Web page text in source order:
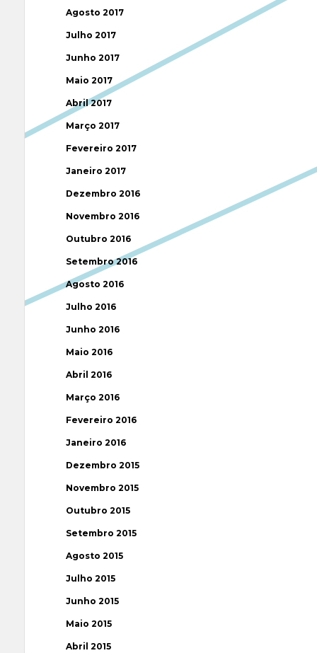
Agosto 2017
Julho 2017
Junho 2017
Maio 2017
Abril 2017
Março 2017
Fevereiro 2017
Janeiro 2017
Dezembro 2016
Novembro 2016
Outubro 2016
Setembro 2016
Agosto 2016
Julho 2016
Junho 2016
Maio 2016
Abril 2016
Março 2016
Fevereiro 2016
Janeiro 2016
Dezembro 2015
Novembro 2015
Outubro 2015
Setembro 2015
Agosto 2015
Julho 2015
Junho 2015
Maio 2015
Abril 2015